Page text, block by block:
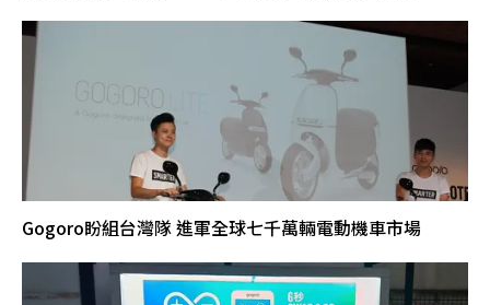
Gogoro盼組台灣隊 進軍全球七千萬輛電動機車市場